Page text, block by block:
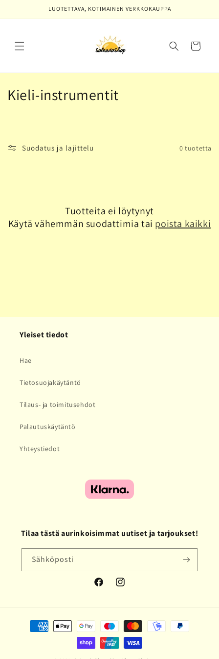
sisältöön
LUOTETTAVA, KOTIMAINEN VERKKOKAUPPA
Ostoskori
K
o
a
Kieli-instrumentit
Suodatus ja lajittelu 0 tuotetta
Tuotteita ei löytynyt
Käytä vähemmän suodattimia tai poista kaikki
Yleiset tiedot
Hae
Tietosuojakäytäntö
Tilaus- ja toimitusehdot
Palautuskäytäntö
Yhteystiedot
Tilaa tästä aurinkoisimmat uutiset ja tarjoukset!
Sähköposti
FacebookInstagram
Maksutavat